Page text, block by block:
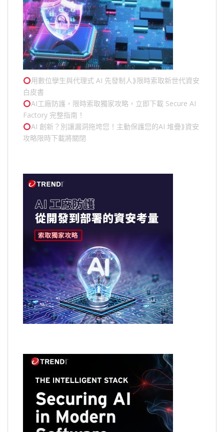
用數位孿生與代理式 AI 先發制人⟫限時索取新世代資安
白皮書
AI工廠防護，限時索取獨家攻略，立即下載 Secure AI
Factory 完整指南！
AI 創新？別讓漏洞拖垮您！主動保護您的AI 堆疊⟫資安
攻略限時下載將關閉